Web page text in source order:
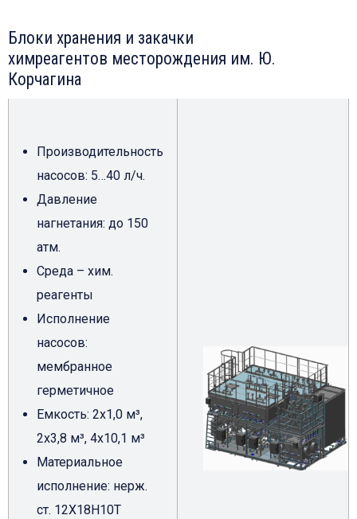
Блоки хранения и закачки
химреагентов месторождения им. Ю.
Корчагина
Производительность
насосов: 5…40 л/ч.
Давление
нагнетания: до 150
атм.
Среда – хим.
реагенты
Исполнение
насосов:
мембранное
герметичное
Емкость: 2х1,0 м³,
2х3,8 м³, 4х10,1 м³
Материальное
исполнение: нерж.
ст. 12Х18Н10Т